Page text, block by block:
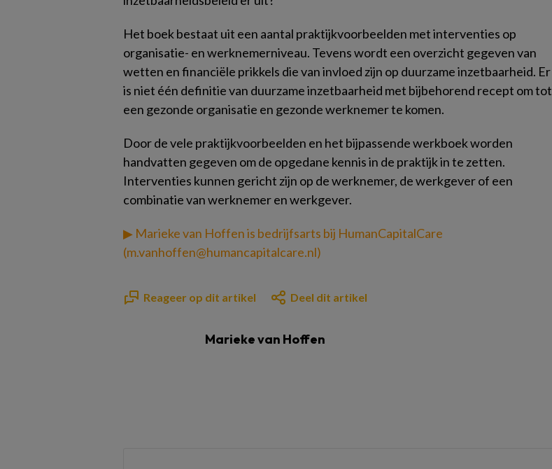
Het boek bestaat uit een aantal praktijkvoorbeelden met interventies op
organisatie- en werknemerniveau. Tevens wordt een overzicht gegeven van
wetten en financiële prikkels die van invloed zijn op duurzame inzetbaarheid. Er
is niet één definitie van duurzame inzetbaarheid met bijbehorend recept om tot
een gezonde organisatie en gezonde werknemer te komen.
Door de vele praktijkvoorbeelden en het bijpassende werkboek worden
handvatten gegeven om de opgedane kennis in de praktijk in te zetten.
Interventies kunnen gericht zijn op de werknemer, de werkgever of een
combinatie van werknemer en werkgever.
▶ Marieke van Hoffen is bedrijfsarts bij HumanCapitalCare
(m.vanhoffen@humancapitalcare.nl)
Reageer op dit artikel Deel dit artikel
Marieke van Hoffen